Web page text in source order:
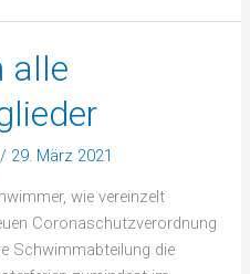
alle
/ 29. März 2021
wie vereinzelt
Coronaschutzverordnung
Schwimmabteilung die